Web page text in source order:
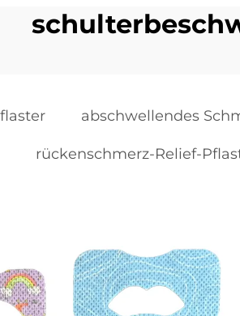
abschwellendes
rückenschmerz-Relief-